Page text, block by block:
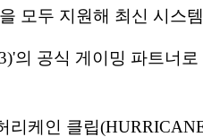
모두 지원해 최신 시스
의 공식 게이밍 파트너로
케인 클립